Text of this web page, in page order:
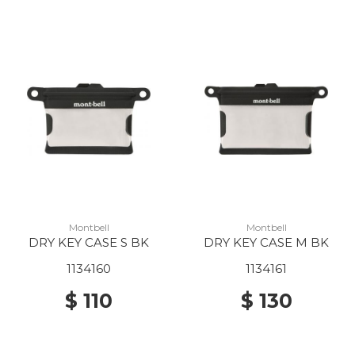
Montbell
DRY KEY CASE S BK
1134160
$ 110
Montbell
DRY KEY CASE M BK
1134161
$ 130